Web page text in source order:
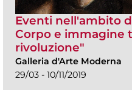
Eventi nell'ambito
Corpo e immagine
rivoluzione"
Galleria d'Arte Moderna
29/03 - 10/11/2019